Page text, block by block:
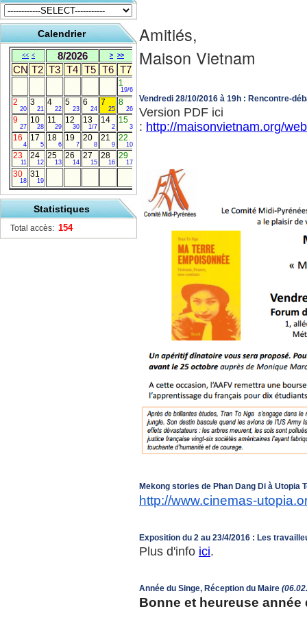
Calendrier
<< < 8/2026 > >>
CN T2 T3 T4 T5 T6 T7
1
19/6
2
20
3
21
4
22
5
23
6
24
7
25
8
26
9
27
10
28
11
29
12
30
13
1/7
14
2
15
3
16
4
17
5
18
6
19
7
20
8
21
9
22
10
23
11
24
12
25
13
26
14
27
15
28
16
29
17
30
18
31
19
Statistiques
Total accès: 154
Amitiés,
Maison Vietnam
Vendredi 28/10/2016 à 19h : Rencontre-
Version PDF ici
: http://maisonvietnam.org/
Mekong stories de Phan Dang Di à Utopia
http://www.cinemas-utopia.
Exposition du 2 au 23/4/2016 : Les
Plus d'info ici.
Année du Singe, Réception du Maire
Bonne et heureuse année